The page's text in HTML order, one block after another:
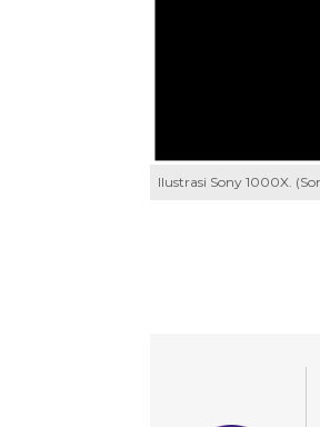
Ilustrasi Sony 1000X.